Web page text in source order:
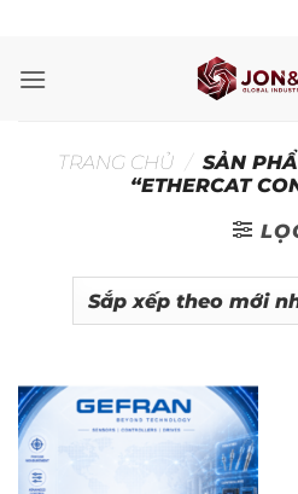
nội
TRANG CHỦ / SẢN
“ETHERCAT